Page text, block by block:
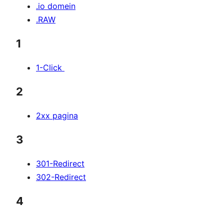
.io domein
.RAW
1
1-Click
2
2xx pagina
3
301-Redirect
302-Redirect
4